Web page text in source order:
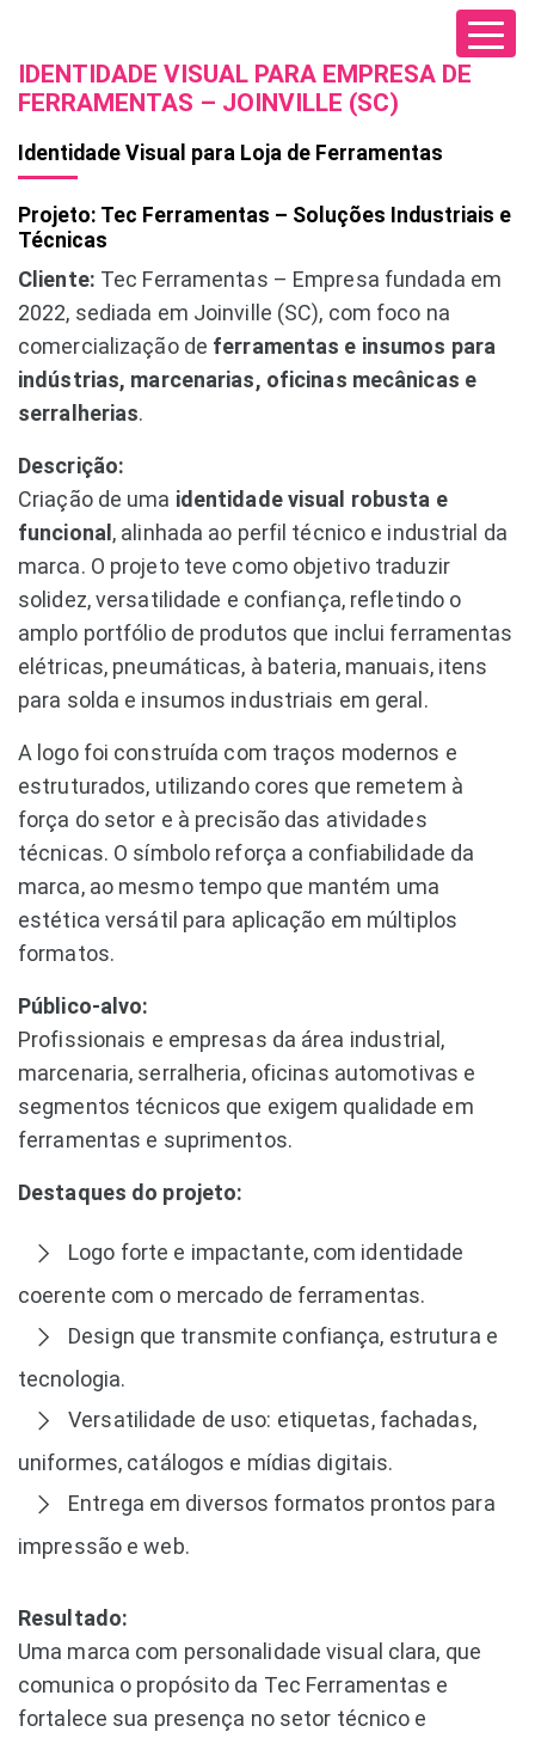
IDENTIDADE VISUAL PARA EMPRESA DE
FERRAMENTAS – JOINVILLE (SC)
Identidade Visual para Loja de Ferramentas
Projeto: Tec Ferramentas – Soluções Industriais e
Técnicas
Cliente: Tec Ferramentas – Empresa fundada em
2022, sediada em Joinville (SC), com foco na
comercialização de ferramentas e insumos para
indústrias, marcenarias, oficinas mecânicas e
serralherias.
Descrição:
Criação de uma identidade visual robusta e
funcional , alinhada ao perfil técnico e industrial da
marca. O projeto teve como objetivo traduzir
solidez, versatilidade e confiança, refletindo o
amplo portfólio de produtos que inclui ferramentas
elétricas, pneumáticas, à bateria, manuais, itens
para solda e insumos industriais em geral.
A logo foi construída com traços modernos e
estruturados, utilizando cores que remetem à
força do setor e à precisão das atividades
técnicas. O símbolo reforça a confiabilidade da
marca, ao mesmo tempo que mantém uma
estética versátil para aplicação em múltiplos
formatos.
Público-alvo:
Profissionais e empresas da área industrial,
marcenaria, serralheria, oficinas automotivas e
segmentos técnicos que exigem qualidade em
ferramentas e suprimentos.
Destaques do projeto:
Logo forte e impactante, com identidade
coerente com o mercado de ferramentas.
Design que transmite confiança, estrutura e
tecnologia.
Versatilidade de uso: etiquetas, fachadas,
uniformes, catálogos e mídias digitais.
Entrega em diversos formatos prontos para
impressão e web.
Resultado:
Uma marca com personalidade visual clara, que
comunica o propósito da Tec Ferramentas e
fortalece sua presença no setor técnico e